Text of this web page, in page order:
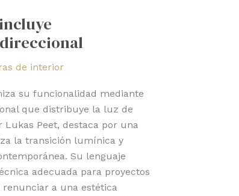
de interior
su funcionalidad mediante
que distribuye la luz de
Lukas Peet, destaca por una
la transición lumínica y
Su lenguaje
adecuada para proyectos
a una estética